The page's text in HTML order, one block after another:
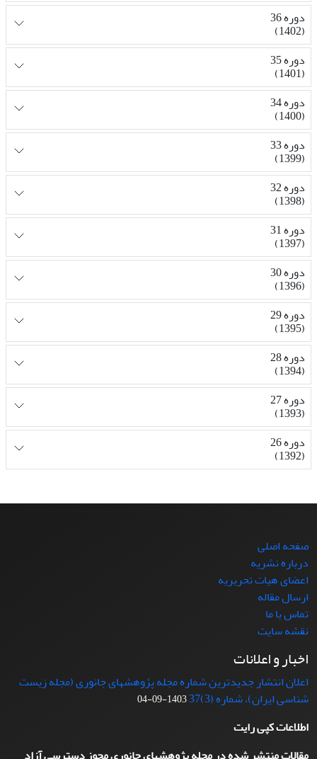
دوره 36
(1402)
دوره 35
(1401)
دوره 34
(1400)
دوره 33
(1399)
دوره 32
(1398)
دوره 31
(1397)
دوره 30
(1396)
دوره 29
(1395)
دوره 28
(1394)
دوره 27
(1393)
دوره 26
(1392)
صفحه اصلی
درباره نشریه
اعضای هیات تحریریه
ارسال مقاله
تماس با ما
نقشه سایت
اخبار و اعلانات
اعلان انتشار جدیدترین شماره مجله پژوهشهای جانوری (مجله زیست
شناسی ایران)، شماره (3)37
1403-09-04
اطلاعات کپی رایت